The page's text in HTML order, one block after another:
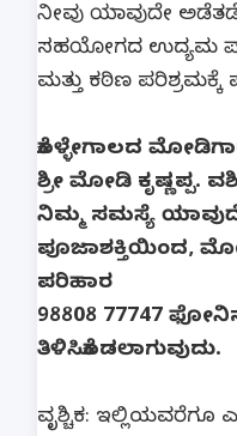
ನೀವು ಯಾವುದೇ
ಸಹಯೋಗದ ಉದ್ಯಮ
ಮತ್ತು ಕಠಿಣ ಪರಿಶ್ರಮಕ್ಕೆ
ಕೊಳ್ಳೇಗಾಲದ
ಶ್ರೀ ಮೋಡಿ ಕೃಷ್ಣಪ್ಪ.
ನಿಮ್ಮ ಸಮಸ್ಯೆ
ಪೂಜಾಶಕ್ತಿಯಿಂದ,
ಪರಿಹಾರ
98808 77747
ತಿಳಿಸಿಕೊಡಲಾಗುವುದು.
ವೃಶ್ಚಿಕ: ಇಲ್ಲಿಯವರೆಗೂ